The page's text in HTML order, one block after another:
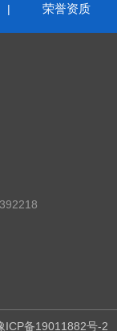
| 荣誉资质
ICP备19011882号-2